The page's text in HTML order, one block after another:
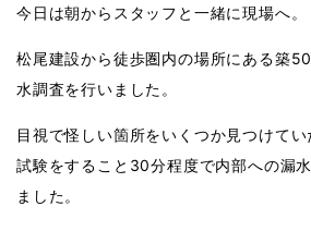
今日は朝からスタッフと一緒に現場へ。
松尾建設から徒歩圏内の場所にある築
水調査を行いました。
目視で怪しい箇所をいくつか見つけて
試験をすること30分程度で内部への漏
ました。